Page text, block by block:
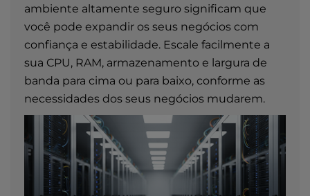
ambiente altamente seguro significam que
você pode expandir os seus negócios com
confiança e estabilidade. Escale facilmente a
sua CPU, RAM, armazenamento e largura de
banda para cima ou para baixo, conforme as
necessidades dos seus negócios mudarem.